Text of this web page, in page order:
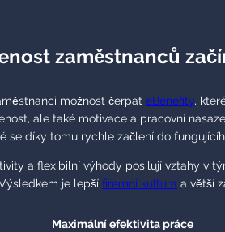
zaměstnanců
možnost čerpat eBenefity,
ale také motivace a pracovní
se díky tomu rychle začlení do
a flexibilní výhody posilují vztahy v
je lepší firemní kultura a větší
Maximální efektivita práce